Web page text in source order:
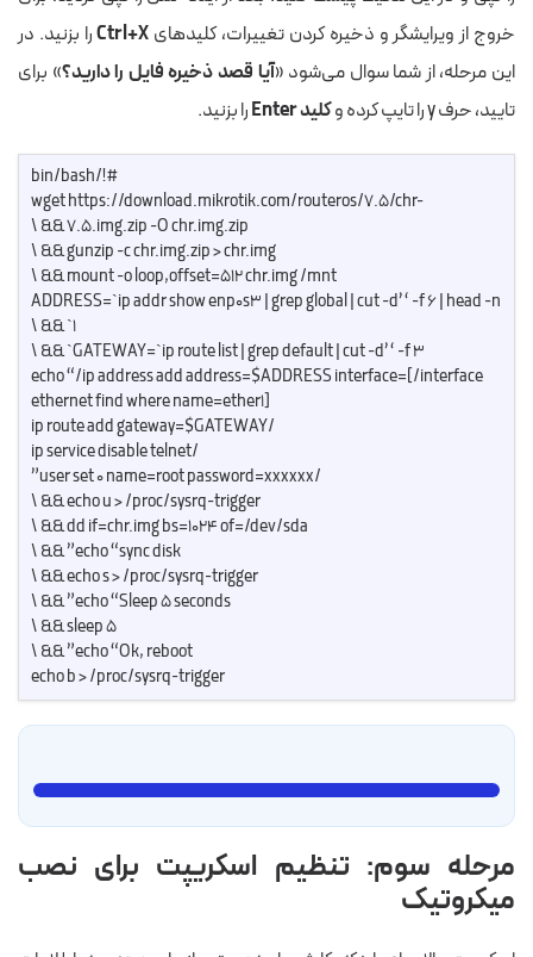
خروج از ویرایشگر و ذخیره کردن تغییرات، کلیدهای Ctrl+Xرا بزنید. در
این مرحله، از شما سوال می‌شود «آیا قصد ذخیره فایل را دارید؟» برای
تایید، حرف y را تایپ کرده و
کلید Enter را بزنید.
#!/bin/bash
wget https://download.mikrotik.com/routeros/7.5/chr-
7.5.img.zip -O chr.img.zip && \
gunzip -c chr.img.zip > chr.img && \
mount -o loop,offset=512 chr.img /mnt && \
ADDRESS=`ip addr show enp0s3 | grep global | cut -d’ ‘ -f 6 | head -n
1` && \
GATEWAY=`ip route list | grep default | cut -d’ ‘ -f 3` && \
echo “/ip address add address=$ADDRESS interface=[/interface
ethernet find where name=ether1]
/ip route add gateway=$GATEWAY
/ip service disable telnet
/user set 0 name=root password=xxxxxx”
echo u > /proc/sysrq-trigger && \
dd if=chr.img bs=1024 of=/dev/sda && \
echo “sync disk” && \
echo s > /proc/sysrq-trigger && \
echo “Sleep 5 seconds” && \
sleep 5 && \
echo “Ok, reboot” && \
echo b > /proc/sysrq-trigger​
مرحله سوم: تنظیم اسکریپت برای نصب
میکروتیک